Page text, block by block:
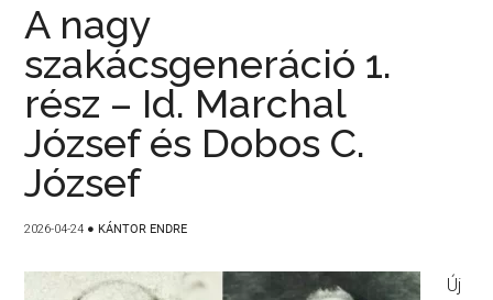
A nagy
szakácsgeneráció 1.
rész – Id. Marchal
József és Dobos C.
József
2026-04-24 ● KÁNTOR ENDRE
Új